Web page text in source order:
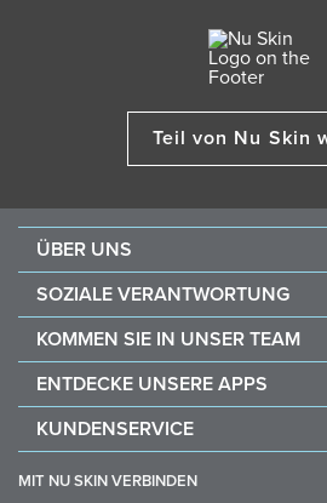
Teil von Nu Skin
ÜBER UNS
Jobs & Karriere
SOZIALE VERANTWORTUNG
Force for Good
Kaufe und spende mit Vitameal
KOMMEN SIE IN UNSER TEAM
Finanzielle Vergütung
Richtlinien
ENTDECKE UNSERE APPS
Stela
KUNDENSERVICE
MIT NU SKIN VERBINDEN